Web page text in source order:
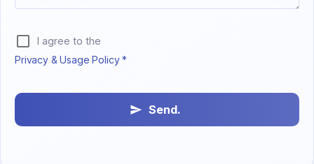
I agree to the
Privacy & Usage Policy *
Send.